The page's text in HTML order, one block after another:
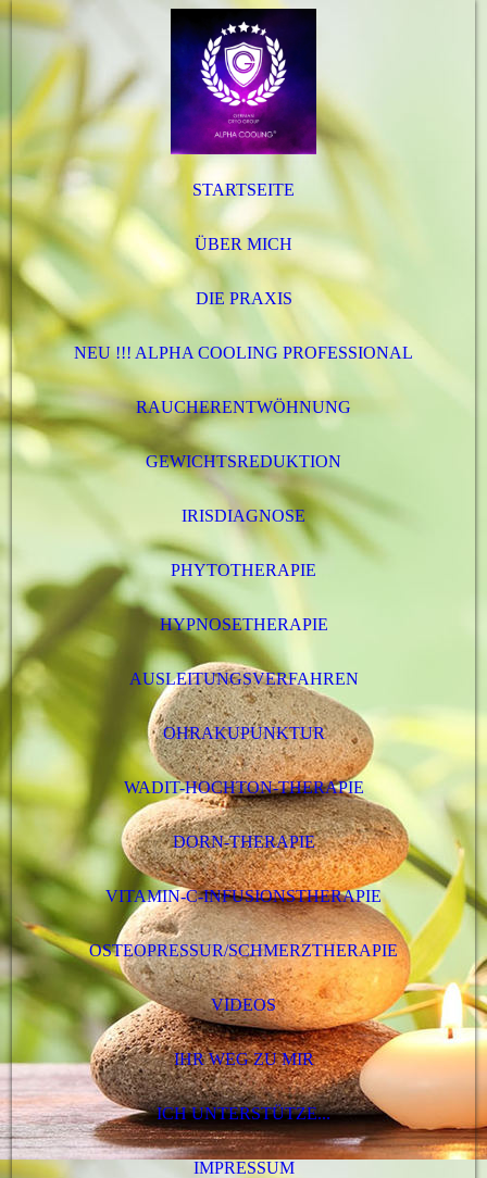
STARTSEITE
ÜBER MICH
DIE PRAXIS
NEU !!! ALPHA COOLING PROFESSIONAL
RAUCHERENTWÖHNUNG
GEWICHTSREDUKTION
IRISDIAGNOSE
PHYTOTHERAPIE
HYPNOSETHERAPIE
AUSLEITUNGSVERFAHREN
OHRAKUPUNKTUR
WADIT-HOCHTON-THERAPIE
DORN-THERAPIE
VITAMIN-C-INFUSIONSTHERAPIE
OSTEOPRESSUR/SCHMERZTHERAPIE
VIDEOS
IHR WEG ZU MIR
ICH UNTERSTÜTZE...
IMPRESSUM